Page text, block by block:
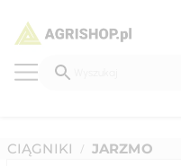
CIĄGNIKI / JARZMO